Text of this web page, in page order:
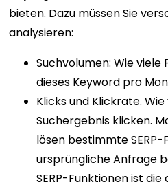
bieten. Dazu müssen Sie
analysieren:
Suchvolumen: Wie
dieses Keyword pro
Klicks und Klickrate.
Suchergebnis klicken.
lösen bestimmte SERP-
ursprüngliche Anfrage
SERP-Funktionen ist